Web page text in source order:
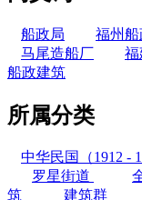
船政局 福州船
马尾造船厂
福
船政建筑
所属分类
中华民国（1912 -
罗星街道
筑
建筑群